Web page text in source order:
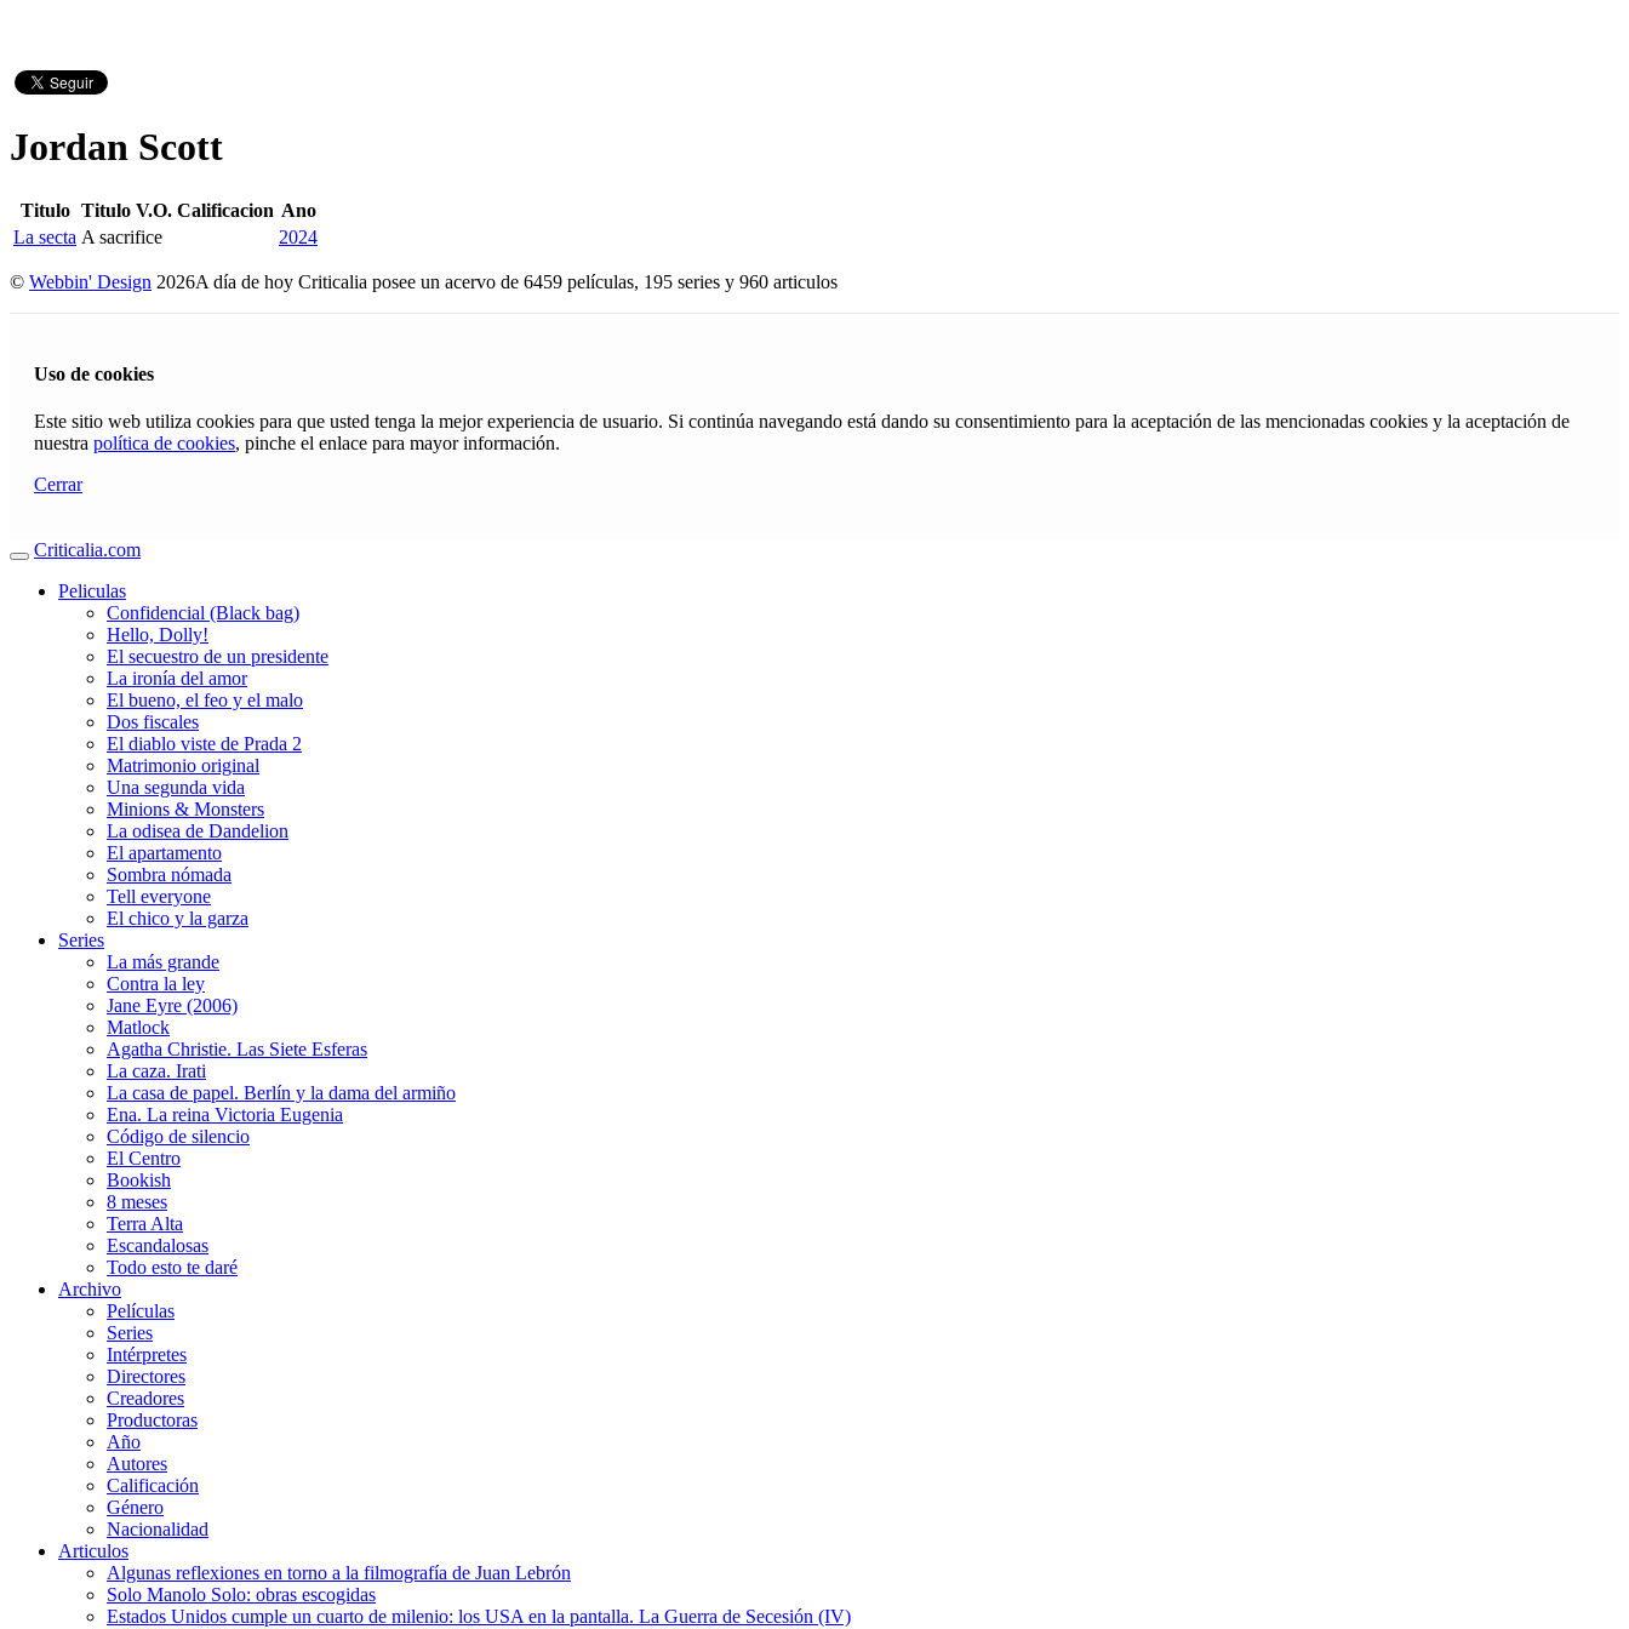
Jordan Scott
Titulo Titulo V.O. Calificacion Ano
La secta A sacrifice 2024
© Webbin' Design 2026A día de hoy Criticalia posee un acervo de 6459 películas, 195 series y 960 articulos
Uso de cookies
Este sitio web utiliza cookies para que usted tenga la mejor experiencia de usuario. Si continúa navegando está dando su consentimiento para la aceptación de las mencionadas cookies y la aceptación de
nuestra política de cookies, pinche el enlace para mayor información.
Cerrar
Criticalia.com
Peliculas
Confidencial (Black bag)
Hello, Dolly!
El secuestro de un presidente
La ironía del amor
El bueno, el feo y el malo
Dos fiscales
El diablo viste de Prada 2
Matrimonio original
Una segunda vida
Minions & Monsters
La odisea de Dandelion
El apartamento
Sombra nómada
Tell everyone
El chico y la garza
Series
La más grande
Contra la ley
Jane Eyre (2006)
Matlock
Agatha Christie. Las Siete Esferas
La caza. Irati
La casa de papel. Berlín y la dama del armiño
Ena. La reina Victoria Eugenia
Código de silencio
El Centro
Bookish
8 meses
Terra Alta
Escandalosas
Todo esto te daré
Archivo
Películas
Series
Intérpretes
Directores
Creadores
Productoras
Año
Autores
Calificación
Género
Nacionalidad
Articulos
Algunas reflexiones en torno a la filmografía de Juan Lebrón
Solo Manolo Solo: obras escogidas
Estados Unidos cumple un cuarto de milenio: los USA en la pantalla. La Guerra de Secesión (IV)